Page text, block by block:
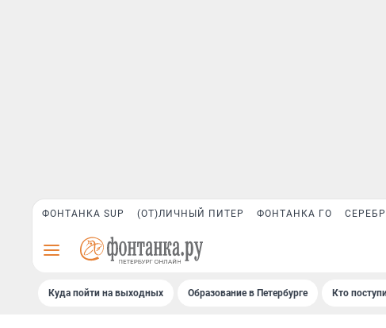
ФОНТАНКА SUP (ОТ)ЛИЧНЫЙ ПИТЕР ФОНТАНКА ГО
Куда пойти на выходных Образование в Петербурге Кто